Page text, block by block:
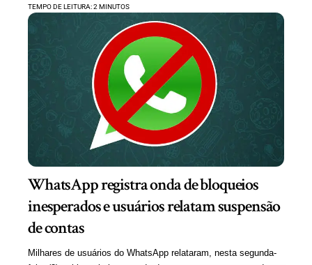
TEMPO DE LEITURA: 2 MINUTOS
WhatsApp registra onda de bloqueios
inesperados e usuários relatam suspensão
de contas
Milhares de usuários do WhatsApp relataram, nesta segunda-